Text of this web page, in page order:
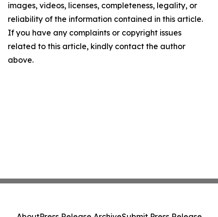
images, videos, licenses, completeness, legality, or
reliability of the information contained in this article.
If you have any complaints or copyright issues
related to this article, kindly contact the author
above.